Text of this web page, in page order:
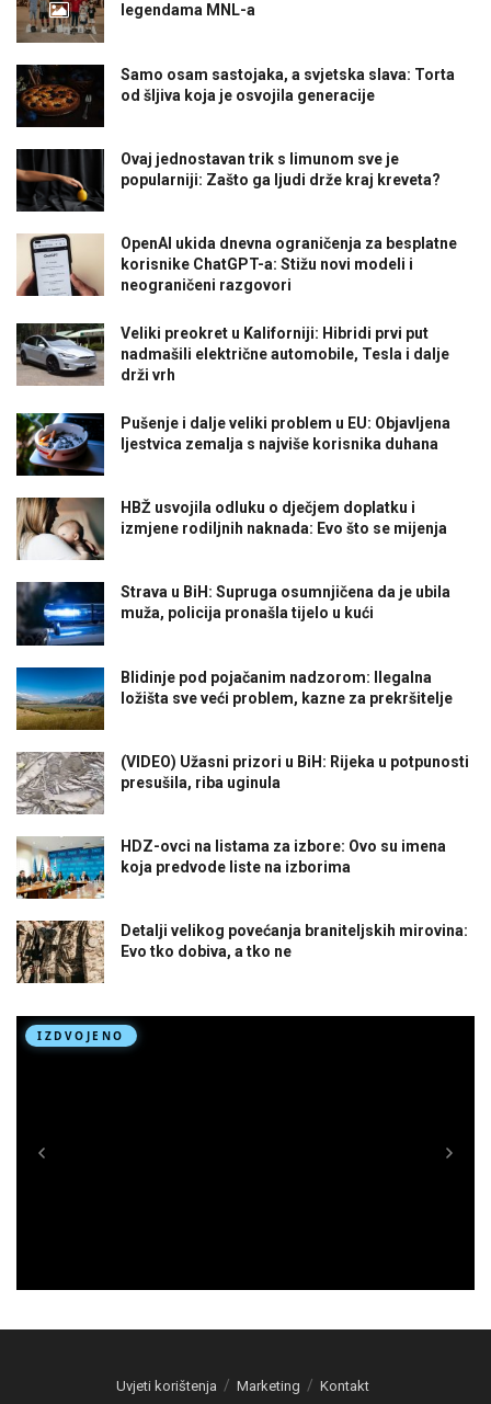
legendama MNL-a
Samo osam sastojaka, a svjetska slava: Torta
od šljiva koja je osvojila generacije
Ovaj jednostavan trik s limunom sve je
popularniji: Zašto ga ljudi drže kraj kreveta?
OpenAI ukida dnevna ograničenja za besplatne
korisnike ChatGPT-a: Stižu novi modeli i
neograničeni razgovori
Veliki preokret u Kaliforniji: Hibridi prvi put
nadmašili električne automobile, Tesla i dalje
drži vrh
Pušenje i dalje veliki problem u EU: Objavljena
ljestvica zemalja s najviše korisnika duhana
HBŽ usvojila odluku o dječjem doplatku i
izmjene rodiljnih naknada: Evo što se mijenja
Strava u BiH: Supruga osumnjičena da je ubila
muža, policija pronašla tijelo u kući
Blidinje pod pojačanim nadzorom: Ilegalna
ložišta sve veći problem, kazne za prekršitelje
(VIDEO) Užasni prizori u BiH: Rijeka u potpunosti
presušila, riba uginula
HDZ-ovci na listama za izbore: Ovo su imena
koja predvode liste na izborima
Detalji velikog povećanja braniteljskih mirovina:
Evo tko dobiva, a tko ne
Uvjeti korištenja Marketing Kontakt